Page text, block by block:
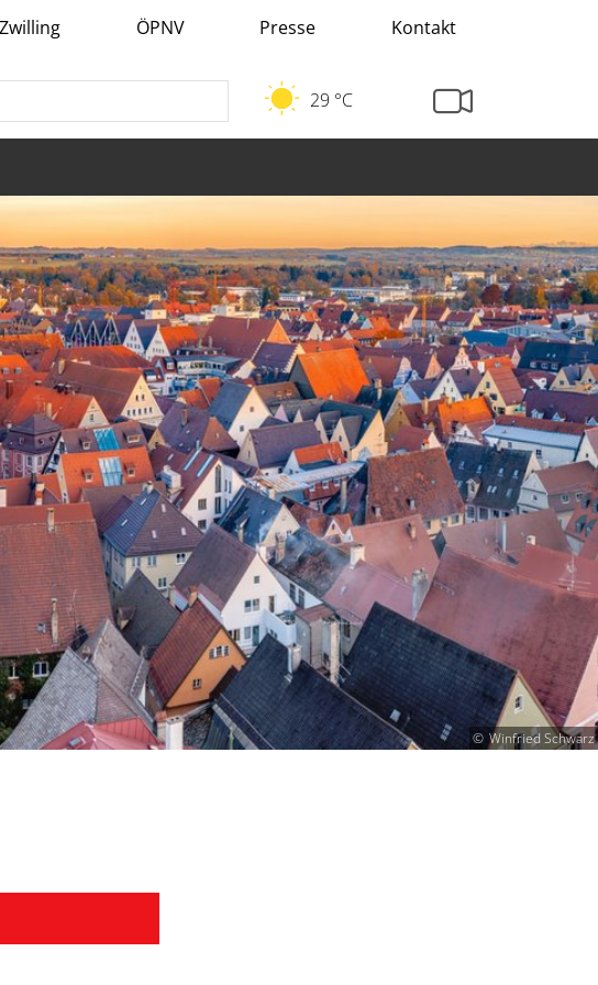
ÖPNV Presse Kontakt
29 °C
Winfried Schwarz